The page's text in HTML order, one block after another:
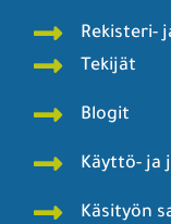
Rekisteri-
Tekijät
Blogit
Käyttö- ja
Käsityön